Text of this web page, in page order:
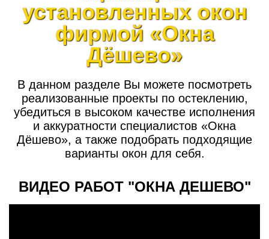
установленных окон
фирмой «Окна
Дёшево»
В данном разделе Вы можете посмотреть
реализованные проекты по остеклению,
убедиться в высоком качестве исполнения
и аккуратности специалистов «Окна
Дёшево», а также подобрать подходящие
варианты окон для себя.
ВИДЕО РАБОТ "ОКНА ДЕШЕВО"